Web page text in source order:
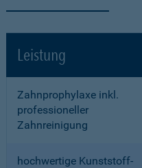
Leistung
Zahnprophylaxe inkl.
professioneller
Zahnreinigung
hochwertige Kunststoff-